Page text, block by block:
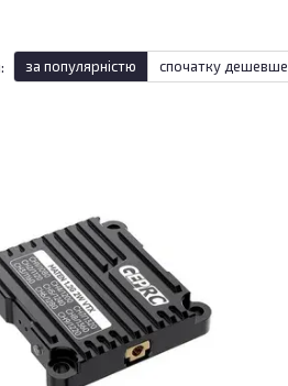
за популярністю спочатку дешевше